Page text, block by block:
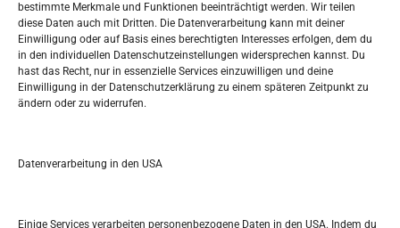
bestimmte Merkmale und Funktionen beeinträchtigt werden. Wir teilen
diese Daten auch mit Dritten. Die Datenverarbeitung kann mit deiner
Einwilligung oder auf Basis eines berechtigten Interesses erfolgen, dem du
in den individuellen Datenschutzeinstellungen widersprechen kannst. Du
hast das Recht, nur in essenzielle Services einzuwilligen und deine
Einwilligung in der Datenschutzerklärung zu einem späteren Zeitpunkt zu
ändern oder zu widerrufen.
Datenverarbeitung in den USA
Einige Services verarbeiten personenbezogene Daten in den USA. Indem du
Tko je “Idemo u Svijet – Njemačka?
Pretražite stranicu:
S
MAI 2026